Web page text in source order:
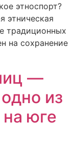
этноспорт?
этническая
традиционных
на сохранение
—
из
юге